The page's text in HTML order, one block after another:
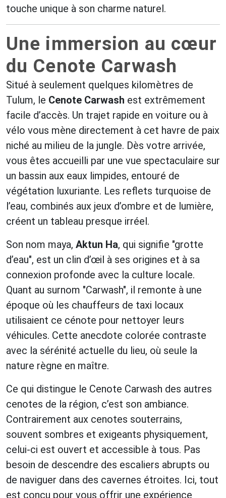
touche unique à son charme naturel.
Une immersion au cœur
du Cenote Carwash
Situé à seulement quelques kilomètres de
Tulum, le Cenote Carwash est extrêmement
facile d’accès. Un trajet rapide en voiture ou à
vélo vous mène directement à cet havre de paix
niché au milieu de la jungle. Dès votre arrivée,
vous êtes accueilli par une vue spectaculaire sur
un bassin aux eaux limpides, entouré de
végétation luxuriante. Les reflets turquoise de
l’eau, combinés aux jeux d’ombre et de lumière,
créent un tableau presque irréel.
Son nom maya, Aktun Ha, qui signifie "grotte
d’eau", est un clin d’œil à ses origines et à sa
connexion profonde avec la culture locale.
Quant au surnom "Carwash", il remonte à une
époque où les chauffeurs de taxi locaux
utilisaient ce cénote pour nettoyer leurs
véhicules. Cette anecdote colorée contraste
avec la sérénité actuelle du lieu, où seule la
nature règne en maître.
Ce qui distingue le Cenote Carwash des autres
cenotes de la région, c’est son ambiance.
Contrairement aux cenotes souterrains,
souvent sombres et exigeants physiquement,
celui-ci est ouvert et accessible à tous. Pas
besoin de descendre des escaliers abrupts ou
de naviguer dans des cavernes étroites. Ici, tout
est conçu pour vous offrir une expérience